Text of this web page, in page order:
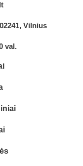
Vilnius
val.